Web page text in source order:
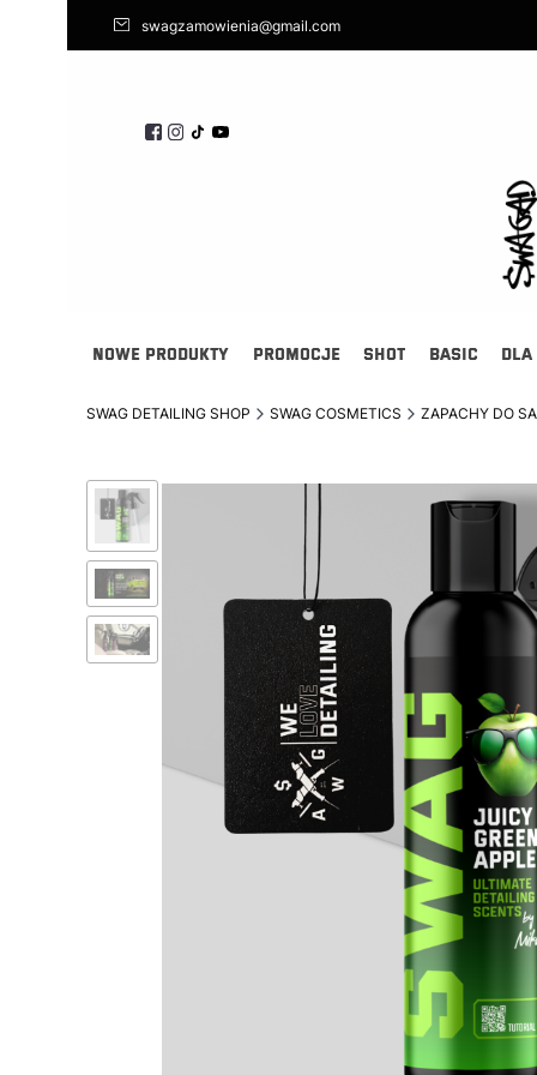
swagzamowienia@gmail.com
NOWE PRODUKTY PROMOCJE SHOT BASIC DLA
SWAG DETAILING SHOP SWAG COSMETICS ZAPACHY DO